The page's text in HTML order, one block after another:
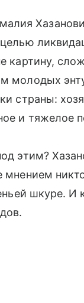
картину,
молодых
страны:
и тяжелое
этим?
шкуре. И